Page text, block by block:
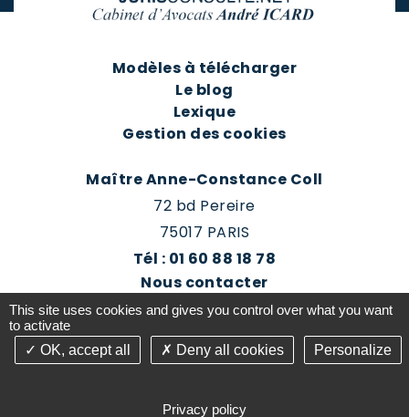
Modèles à télécharger
Le blog
Lexique
Gestion des cookies
Maître Anne-Constance Coll
72 bd Pereire
75017 PARIS
Tél : 01 60 88 18 78
Nous contacter
Prendre rendez-vous
This site uses cookies and gives you control over what you want
to activate
OK, accept all
Deny all cookies Personalize
Privacy policy